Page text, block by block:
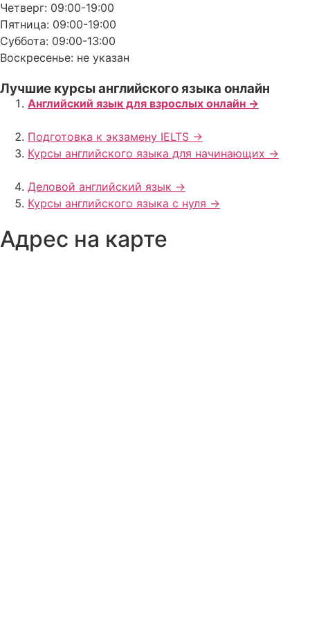
Четверг: 09:00-19:00
Пятница: 09:00-19:00
Суббота: 09:00-13:00
Воскресенье: не указан
Лучшие курсы английского языка онлайн
Английский язык для взрослых онлайн ->
Подготовка к экзамену IELTS ->
Курсы английского языка для начинающих ->
Деловой английский язык ->
Курсы английского языка с нуля ->
Адрес на карте